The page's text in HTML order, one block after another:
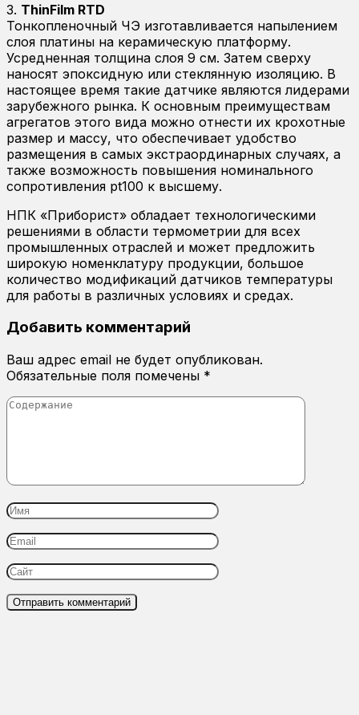
3. ThinFilm RTD
Тонкопленочный ЧЭ изготавливается напылением
слоя платины на керамическую платформу.
Усредненная толщина слоя 9 см. Затем сверху
наносят эпоксидную или стеклянную изоляцию. В
настоящее время такие датчике являются лидерами
зарубежного рынка. К основным преимуществам
агрегатов этого вида можно отнести их крохотные
размер и массу, что обеспечивает удобство
размещения в самых экстраординарных случаях, а
также возможность повышения номинального
сопротивления pt100 к высшему.
НПК «Приборист» обладает технологическими
решениями в области термометрии для всех
промышленных отраслей и может предложить
широкую номенклатуру продукции, большое
количество модификаций датчиков температуры
для работы в различных условиях и средах.
Добавить комментарий
Ваш адрес email не будет опубликован.
Обязательные поля помечены *